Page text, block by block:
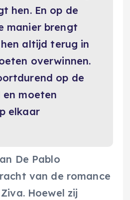
hen. En op de
manier brengt
altijd terug in
overwinnen.
op de
moeten
elkaar
De Pablo
van de romance
Hoewel zij